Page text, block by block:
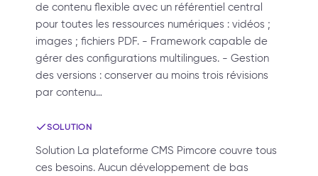
de contenu flexible avec un référentiel central
pour toutes les ressources numériques : vidéos ;
images ; fichiers PDF. - Framework capable de
gérer des configurations multilingues. - Gestion
des versions : conserver au moins trois révisions
par contenu…
SOLUTION
Solution La plateforme CMS Pimcore couvre tous
ces besoins. Aucun développement de bas